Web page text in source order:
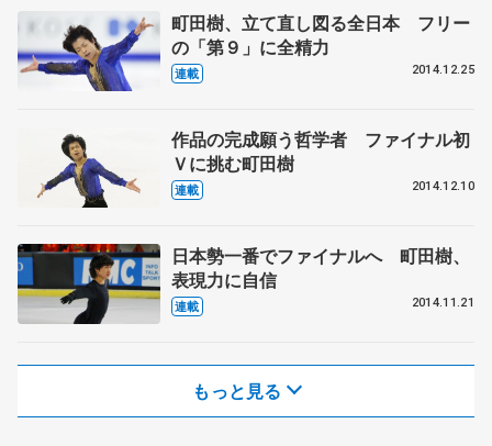
町田樹、立て直し図る全日本 フリー
の「第９」に全精力
連載 2014.12.25
作品の完成願う哲学者 ファイナル初
Ｖに挑む町田樹
連載 2014.12.10
日本勢一番でファイナルへ 町田樹、
表現力に自信
連載 2014.11.21
もっと見る